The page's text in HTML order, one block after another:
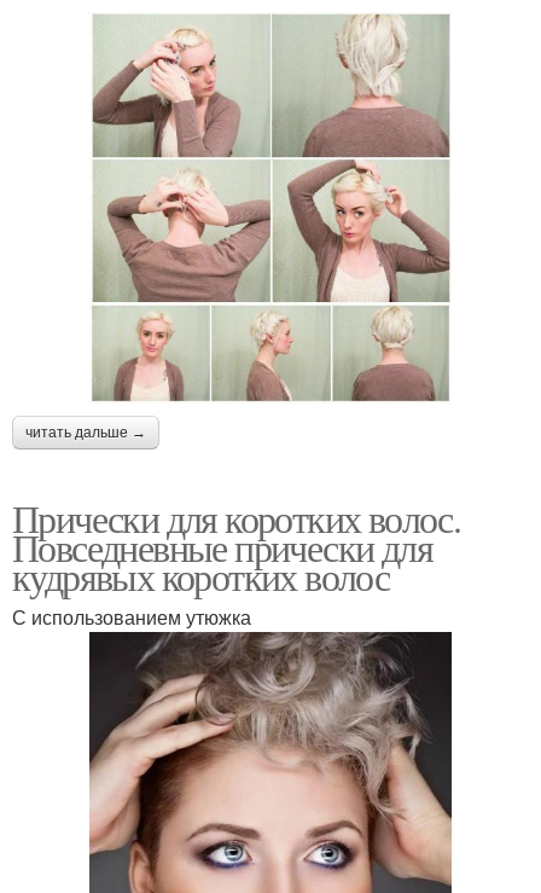
читать дальше →
Прически для коротких волос.
Повседневные прически для
кудрявых коротких волос
С использованием утюжка